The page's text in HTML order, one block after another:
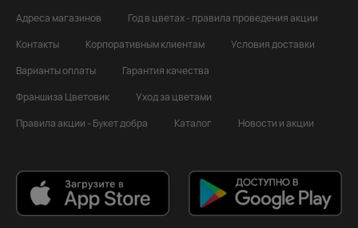
Адреса магазинов
Год в цветах - правила проведения акции
Контакты
Корпоративным клиентам
Условия доставки
Варианты оплаты
Гарантия качества
Франшиза Цветовик
Уход за цветами
Правила акции - Букет добра
Каталог Новости и акции